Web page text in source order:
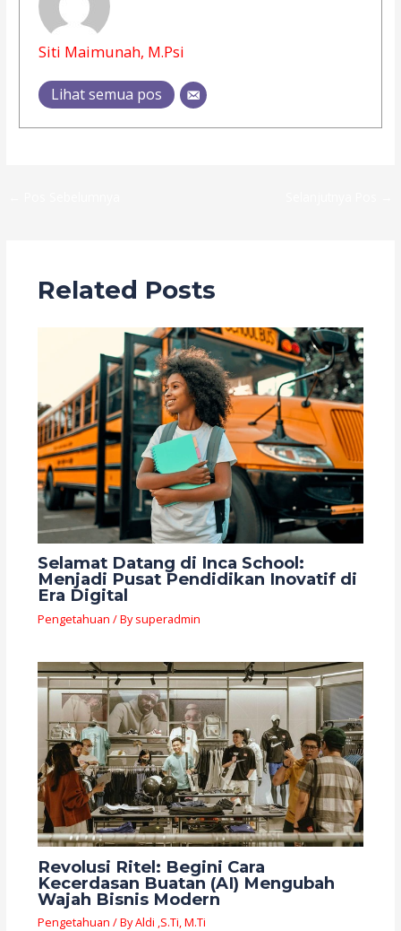
Siti Maimunah, M.Psi
Lihat semua pos
Related Posts
Selamat Datang di Inca School:
Menjadi Pusat Pendidikan Inovatif di
Era Digital
Pengetahuan / Bysuperadmin
Revolusi Ritel: Begini Cara
Kecerdasan Buatan (AI) Mengubah
Wajah Bisnis Modern
Pengetahuan / ByAldi ,S.Ti, M.Ti